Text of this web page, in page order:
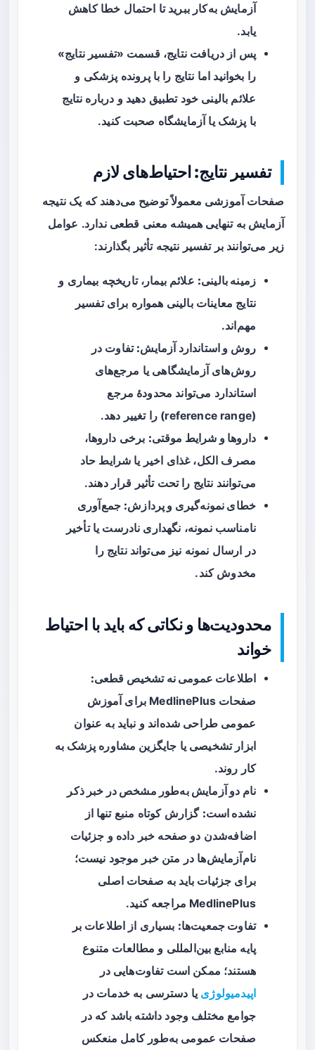
آزمایش به‌کار ببرید تا احتمال خطا کاهش
یابد.
پس از دریافت نتایج، قسمت «تفسیر نتایج»
را بخوانید اما نتایج را با پرونده پزشکی و
علائم بالینی خود تطبیق دهید و درباره نتایج
با پزشک یا آزمایشگاه صحبت کنید.
تفسیر نتایج: احتیاط‌های لازم
صفحات آموزشی معمولاً توضیح می‌دهند که یک نتیجه
آزمایش به تنهایی همیشه معنی قطعی ندارد. عوامل
زیر می‌توانند بر تفسیر نتیجه تأثیر بگذارند:
زمینه بالینی: علائم بیمار، تاریخچه بیماری و
نتایج معاینات بالینی همواره برای تفسیر
مهم‌اند.
روش و استاندارد آزمایش: تفاوت در
روش‌های آزمایشگاهی یا مرجع‌های
استاندارد می‌تواند محدودهٔ مرجع
(reference range) را تغییر دهد.
داروها و شرایط موقتی: برخی داروها،
مصرف الکل، غذای اخیر یا شرایط حاد
می‌توانند نتایج را تحت تأثیر قرار دهند.
خطای نمونه‌گیری و پردازش: جمع‌آوری
نامناسب نمونه، نگهداری نادرست یا تأخیر
در ارسال نمونه نیز می‌تواند نتایج را
مخدوش کند.
محدودیت‌ها و نکاتی که باید با احتیاط
خواند
اطلاعات عمومی نه تشخیص قطعی:
صفحات MedlinePlus برای آموزش
عمومی طراحی شده‌اند و نباید به عنوان
ابزار تشخیصی یا جایگزین مشاوره پزشک به
کار روند.
نام دو آزمایش به‌طور مشخص در خبر ذکر
نشده است: گزارش کوتاه منبع تنها از
اضافه‌شدن دو صفحه خبر داده و جزئیات
نام‌آزمایش‌ها در متن خبر موجود نیست؛
برای جزئیات باید به صفحات اصلی
MedlinePlus مراجعه کنید.
تفاوت جمعیت‌ها: بسیاری از اطلاعات بر
پایه منابع بین‌المللی و مطالعات متنوع
هستند؛ ممکن است تفاوت‌هایی در
اپیدمیولوژی یا دسترسی به خدمات در
جوامع مختلف وجود داشته باشد که در
صفحات عمومی به‌طور کامل منعکس